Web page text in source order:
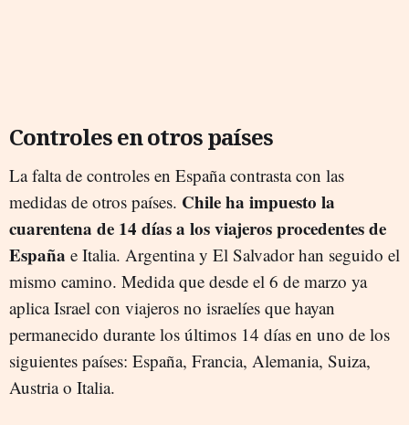
Controles en otros países
La falta de controles en España contrasta con las
medidas de otros países. Chile ha impuesto la
cuarentena de 14 días a los viajeros procedentes de
España e Italia. Argentina y El Salvador han seguido el
mismo camino. Medida que desde el 6 de marzo ya
aplica Israel con viajeros no israelíes que hayan
permanecido durante los últimos 14 días en uno de los
siguientes países: España, Francia, Alemania, Suiza,
Austria o Italia.